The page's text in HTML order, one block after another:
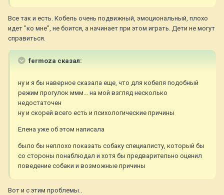
Все так и есть. Кобель очень подвижный, эмоциональный, плохо
идет "ко мне", не боится, а начинает при этом играть. Дети не могут
справиться.
fermoza сказал:
ну и я бы наверное сказала еще, что для кобеля подобный
режим прогулок ммм... на мой взгляд несколько
недостаточен
ну и скорей всего есть и психологические причины
Елена уже об этом написала
было бы неплохо показать собаку специалисту, который бы
со стороны понаблюдал и хотя бы предварительно оценил
поведение собаки и возможные причины
Вот и с этим проблемы..